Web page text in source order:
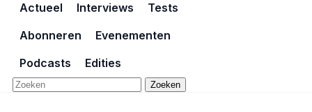
Actueel Interviews
Tests
Abonneren
Evenementen
Podcasts
Edities
Zoeken